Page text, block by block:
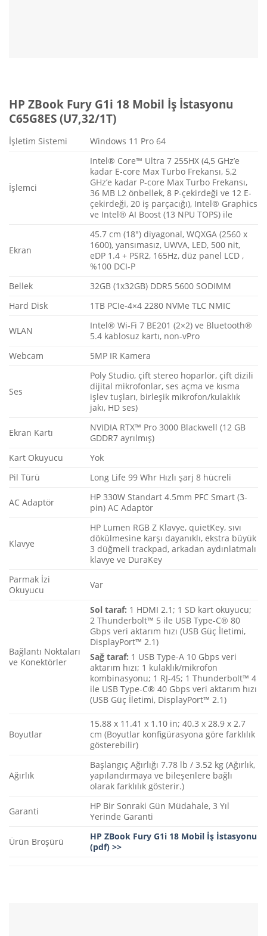
HP ZBook Fury G1i 18 Mobil İş İstasyonu
C65G8ES (U7,32/1T)
İşletim Sistemi Windows 11 Pro 64
İşlemci
Intel® Core™ Ultra 7 255HX (4,5 GHz’e
kadar E-core Max Turbo Frekansı, 5,2
GHz’e kadar P-core Max Turbo Frekansı,
36 MB L2 önbellek, 8 P-çekirdeği ve 12 E-
çekirdeği, 20 iş parçacığı), Intel® Graphics
ve Intel® AI Boost (13 NPU TOPS) ile
Ekran
45.7 cm (18″) diyagonal, WQXGA (2560 x
1600), yansımasız, UWVA, LED, 500 nit,
eDP 1.4 + PSR2, 165Hz, düz panel LCD ,
%100 DCI-P
Bellek
32GB (1x32GB) DDR5 5600 SODIMM
Hard Disk
1TB PCIe-4×4 2280 NVMe TLC NMIC
WLAN
Intel® Wi-Fi 7 BE201 (2×2) ve Bluetooth®
5.4 kablosuz kartı, non-vPro
Webcam
5MP IR Kamera
Ses
Poly Studio, çift stereo hoparlör, çift dizili
dijital mikrofonlar, ses açma ve kısma
işlev tuşları, birleşik mikrofon/kulaklık
jakı, HD ses)
Ekran Kartı
NVIDIA RTX™ Pro 3000 Blackwell (12 GB
GDDR7 ayrılmış)
Kart Okuyucu
Yok
Pil Türü
Long Life 99 Whr Hızlı şarj 8 hücreli
AC Adaptör
HP 330W Standart 4.5mm PFC Smart (3-
pin) AC Adaptör
Klavye
HP Lumen RGB Z Klavye, quietKey, sıvı
dökülmesine karşı dayanıklı, ekstra büyük
3 düğmeli trackpad, arkadan aydınlatmalı
klavye ve DuraKey
Parmak İzi
Okuyucu
Var
Bağlantı Noktaları
ve Konektörler
Sol taraf: 1 HDMI 2.1; 1 SD kart okuyucu;
2 Thunderbolt™ 5 ile USB Type-C® 80
Gbps veri aktarım hızı (USB Güç İletimi,
DisplayPort™ 2.1)
Sağ taraf: 1 USB Type-A 10 Gbps veri
aktarım hızı; 1 kulaklık/mikrofon
kombinasyonu; 1 RJ-45; 1 Thunderbolt™ 4
ile USB Type-C® 40 Gbps veri aktarım hızı
(USB Güç İletimi, DisplayPort™ 2.1)
Boyutlar
15.88 x 11.41 x 1.10 in; 40.3 x 28.9 x 2.7
cm (Boyutlar konfigürasyona göre farklılık
gösterebilir)
Ağırlık
Başlangıç Ağırlığı 7.78 lb / 3.52 kg (Ağırlık,
yapılandırmaya ve bileşenlere bağlı
olarak farklılık gösterir.)
Garanti
HP Bir Sonraki Gün Müdahale, 3 Yıl
Yerinde Garanti
Ürün Broşürü
HP ZBook Fury G1i 18 Mobil İş İstasyonu
(pdf) >>